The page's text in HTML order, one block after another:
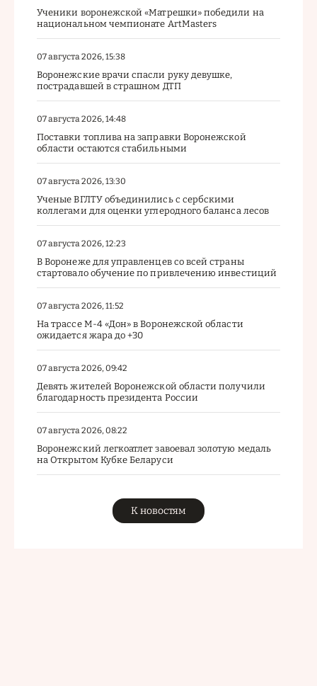
Ученики воронежской «Матрешки» победили на
национальном чемпионате ArtMasters
07 августа 2026, 15:38
Воронежские врачи спасли руку девушке,
пострадавшей в страшном ДТП
07 августа 2026, 14:48
Поставки топлива на заправки Воронежской
области остаются стабильными
07 августа 2026, 13:30
Ученые ВГЛТУ объединились с сербскими
коллегами для оценки углеродного баланса лесов
07 августа 2026, 12:23
В Воронеже для управленцев со всей страны
стартовало обучение по привлечению инвестиций
07 августа 2026, 11:52
На трассе М-4 «Дон» в Воронежской области
ожидается жара до +30
07 августа 2026, 09:42
Девять жителей Воронежской области получили
благодарность президента России
07 августа 2026, 08:22
Воронежский легкоатлет завоевал золотую медаль
на Открытом Кубке Беларуси
К новостям